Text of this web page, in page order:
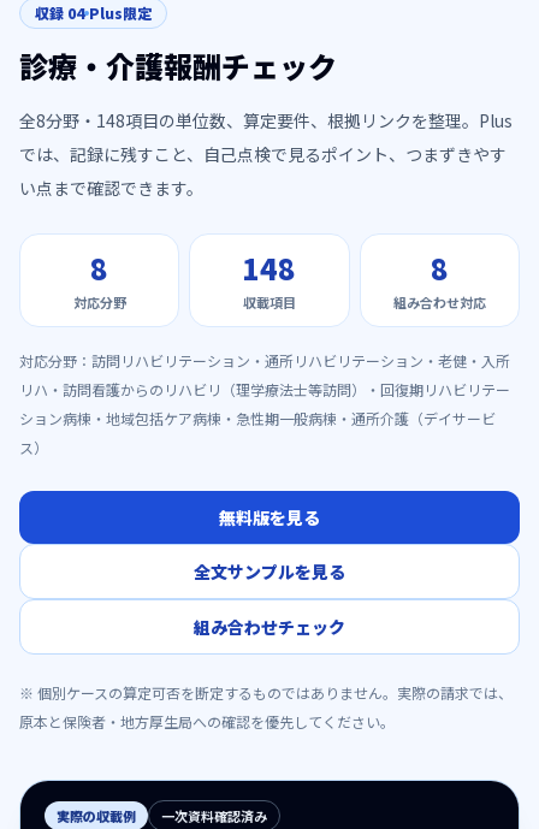
収録 04 Plus限定
診療・介護報酬チェック
全8分野・ 148項目の単位数、算定要件、根拠リンクを整理。Plus
では、記録に残すこと、自己点検で見るポイント、つまずきやす
い点まで確認できます。
8
対応分野
148
収載項目
8
組み合わせ対応
対応分野： 訪問リハビリテーション・通所リハビリテーション・老健・入所
リハ・訪問看護からのリハビリ（理学療法士等訪問）・回復期リハビリテー
ション病棟・地域包括ケア病棟・急性期一般病棟・通所介護（デイサービ
ス）
無料版を見る
全文サンプルを見る
組み合わせチェック
※ 個別ケースの算定可否を断定するものではありません。実際の請求では、
原本と保険者・地方厚生局への確認を優先してください。
実際の収載例 一次資料確認済み